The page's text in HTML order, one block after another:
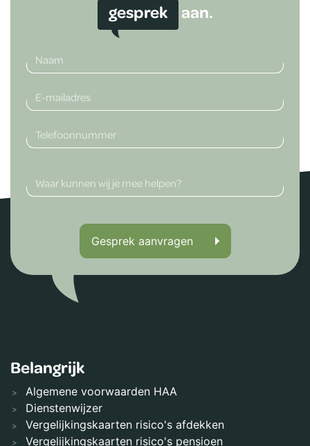
gesprek
aan.
Gesprek aanvragen
Belangrijk
Algemene voorwaarden HAA
Dienstenwijzer
Vergelijkingskaarten risico's afdekken
Vergelijkingskaarten risico's pensioen